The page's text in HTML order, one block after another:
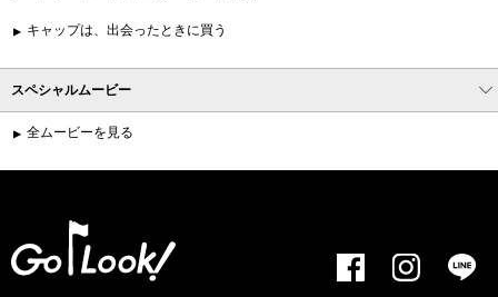
キャップは、出会ったときに買う
スペシャルムービー
全ムービーを見る